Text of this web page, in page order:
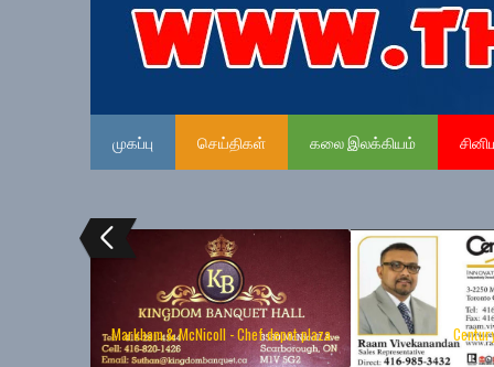
முகப்பு செய்திகள் கலை இலக்கியம்
Markham & McNicoll - Chef depot plaza
Australia (Sydney) Friday, November 29,